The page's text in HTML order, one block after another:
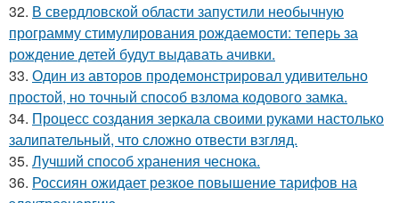
32. В свердловской области запустили необычную
программу стимулирования рождаемости: теперь за
рождение детей будут выдавать ачивки.
33. Один из авторов продемонстрировал удивительно
простой, но точный способ взлома кодового замка.
34. Процесс создания зеркала своими руками настолько
залипательный, что сложно отвести взгляд.
35. Лучший способ хранения чеснока.
36. Россиян ожидает резкое повышение тарифов на